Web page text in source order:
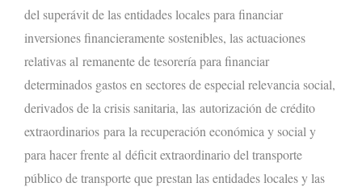
del superávit de las entidades locales para financiar
inversiones financieramente sostenibles, las actuaciones
relativas al remanente de tesorería para financiar
determinados gastos en sectores de especial relevancia social,
derivados de la crisis sanitaria, las autorización de crédito
extraordinarios para la recuperación económica y social y
para hacer frente al déficit extraordinario del transporte
público de transporte que prestan las entidades locales y las